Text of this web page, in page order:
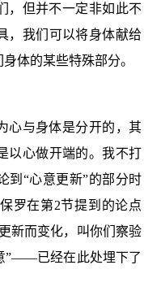
，但并不一定非如此不
，我们可以将身体献给
体的某些特殊部分。
心与身体是分开的，其
以心做开端的。我不打
到“心意更新”的部分时
罗在第2节提到的论点
新而变化，叫你们察验
”——已经在此处埋下了